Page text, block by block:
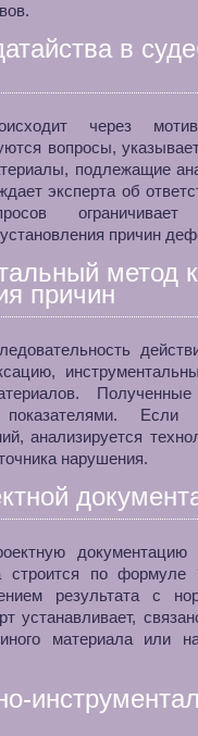
в
через
вопросы,
подлежащие
эксперта об
ограничивает
причин
метод
причин
Полученные
Если
анализируется
нарушения.
строится по формуле
результата с
устанавливает,
материала или